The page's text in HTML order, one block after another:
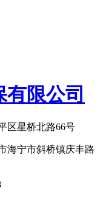
区星桥北路66号
海宁市斜桥镇庆丰路